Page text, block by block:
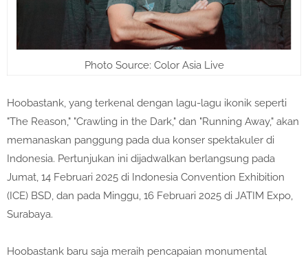
Photo Source: Color Asia Live
Hoobastank, yang terkenal dengan lagu-lagu ikonik seperti
"The Reason," "Crawling in the Dark," dan "Running Away," akan
memanaskan panggung pada dua konser spektakuler di
Indonesia. Pertunjukan ini dijadwalkan berlangsung pada
Jumat, 14 Februari 2025 di Indonesia Convention Exhibition
(ICE) BSD, dan pada Minggu, 16 Februari 2025 di JATIM Expo,
Surabaya.
Hoobastank baru saja meraih pencapaian monumental